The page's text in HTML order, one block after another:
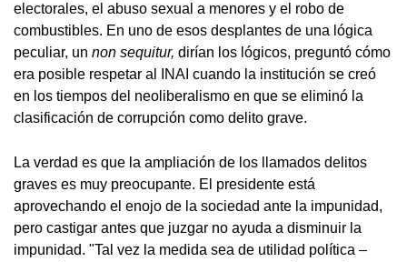
electorales, el abuso sexual a menores y el robo de
combustibles. En uno de esos desplantes de una lógica
peculiar, un non sequitur, dirían los lógicos, preguntó cómo
era posible respetar al INAI cuando la institución se creó
en los tiempos del neoliberalismo en que se eliminó la
clasificación de corrupción como delito grave.
La verdad es que la ampliación de los llamados delitos
graves es muy preocupante. El presidente está
aprovechando el enojo de la sociedad ante la impunidad,
pero castigar antes que juzgar no ayuda a disminuir la
impunidad. "Tal vez la medida sea de utilidad política –